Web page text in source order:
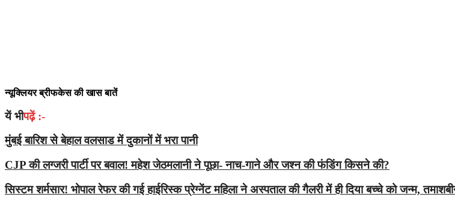
न्यूक्लियर ब्रीफकेस की खास बातें
यें भीपढ़ें :-
मुंबई बारिश से बेहाल वलसाड में दुकानों में भरा पानी
CJP की लग्जरी पार्टी पर बवाल! महेश जेठमलानी ने पूछा- नाच-गाने और जश्न की फंडिंग किसने की?
सिस्टम शर्मसार! भोपाल रेफर की गई हाईरिस्क प्रेग्नेंट महिला ने अस्पताल की गैलरी में ही दिया बच्चे को जन्म,